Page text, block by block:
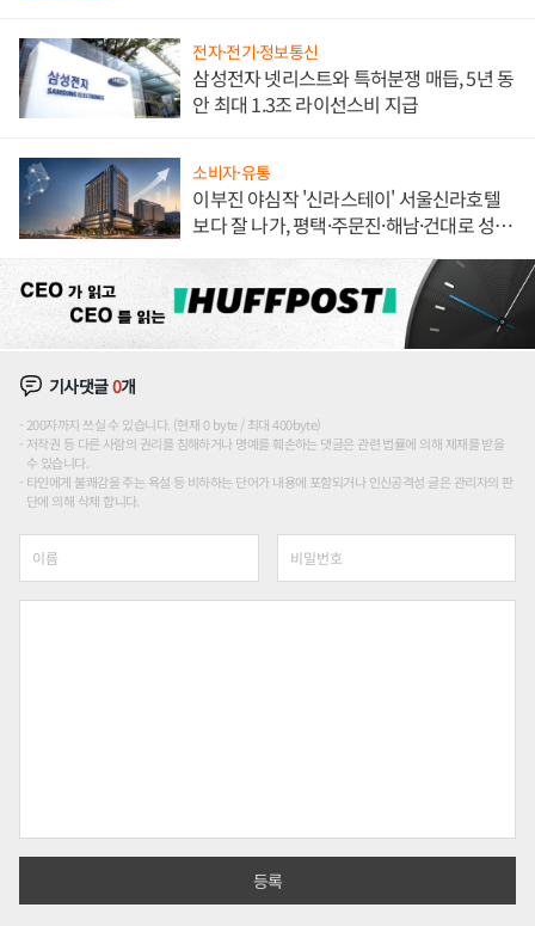
전자·전기·정보통신
삼성전자 넷리스트와 특허분쟁 매듭, 5년 동
안 최대 1.3조 라이선스비 지급
소비자·유통
이부진 야심작 '신라스테이' 서울신라호텔
보다 잘 나가, 평택·주문진·해남·건대로 성
기사댓글0개
200자까지 쓰실 수 있습니다. (현재 0 byte / 최대 400byte)
저작권 등 다른 사람의 권리를 침해하거나 명예를 훼손하는 댓글은 관련 법률에 의해 제재를 받을
수 있습니다.
타인에게 불쾌감을 주는 욕설 등 비하하는 단어가 내용에 포함되거나 인신공격성 글은 관리자의 판
단에 의해 삭제 합니다.